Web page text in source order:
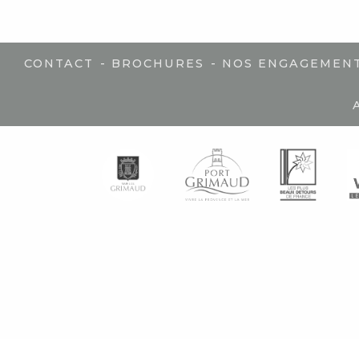
CONTACT - BROCHURES - NOS